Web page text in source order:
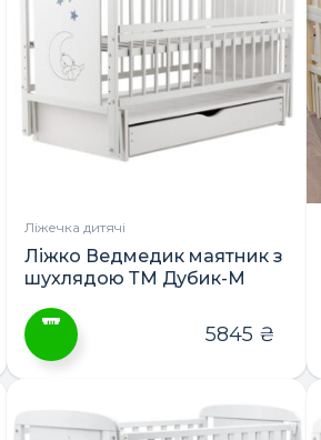
Ліжечка дитячі
Ліжко Ведмедик маятник з
шухлядою ТМ Дубик-М
має
5845 ₴